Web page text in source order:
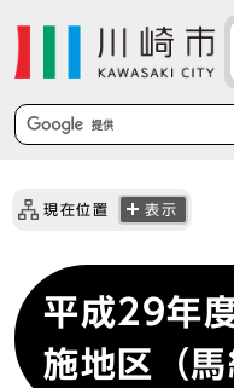
現在位置 表示
平成29年
施地区（馬